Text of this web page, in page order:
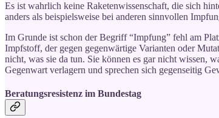
Es ist wahrlich keine Raketenwissenschaft, die sich
anders als beispielsweise bei anderen sinnvollen
Im Grunde ist schon der Begriff “Impfung” fehl am
Impfstoff, der gegen gegenwärtige Varianten oder
nicht, was sie da tun. Sie können es gar nicht wissen,
Gegenwart verlagern und sprechen sich gegenseitig
Beratungsresistenz im Bundestag